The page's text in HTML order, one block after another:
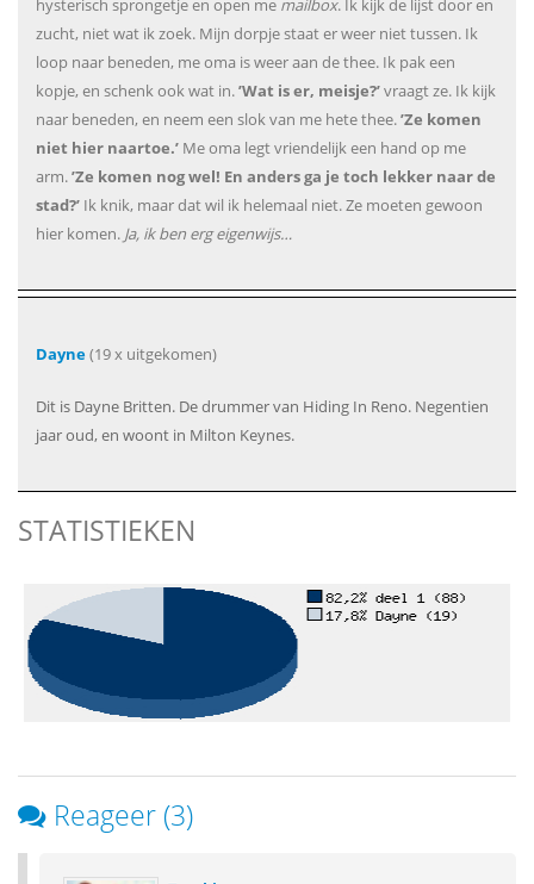
hysterisch sprongetje en open me mailbox. Ik kijk de lijst door en
zucht, niet wat ik zoek. Mijn dorpje staat er weer niet tussen. Ik
loop naar beneden, me oma is weer aan de thee. Ik pak een
kopje, en schenk ook wat in.’Wat is er, meisje?’vraagt ze. Ik kijk
naar beneden, en neem een slok van me hete thee.’Ze komen
niet hier naartoe.’ Me oma legt vriendelijk een hand op me
arm.’Ze komen nog wel! En anders ga je toch lekker naar de
stad?’ Ik knik, maar dat wil ik helemaal niet. Ze moeten gewoon
hier komen. Ja, ik ben erg eigenwijs…
Dayne(19 x uitgekomen)
Dit is Dayne Britten. De drummer van Hiding In Reno. Negentien
jaar oud, en woont in Milton Keynes.
STATISTIEKEN
Reageer (3)